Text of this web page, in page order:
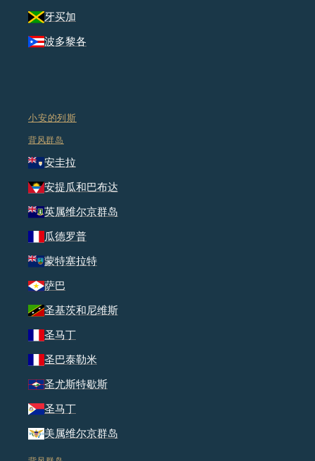
牙买加
波多黎各
小安的列斯
背风群岛
安圭拉
安提瓜和巴布达
英属维尔京群岛
瓜德罗普
蒙特塞拉特
萨巴
圣基茨和尼维斯
圣马丁
圣巴泰勒米
圣尤斯特歇斯
圣马丁
美属维尔京群岛